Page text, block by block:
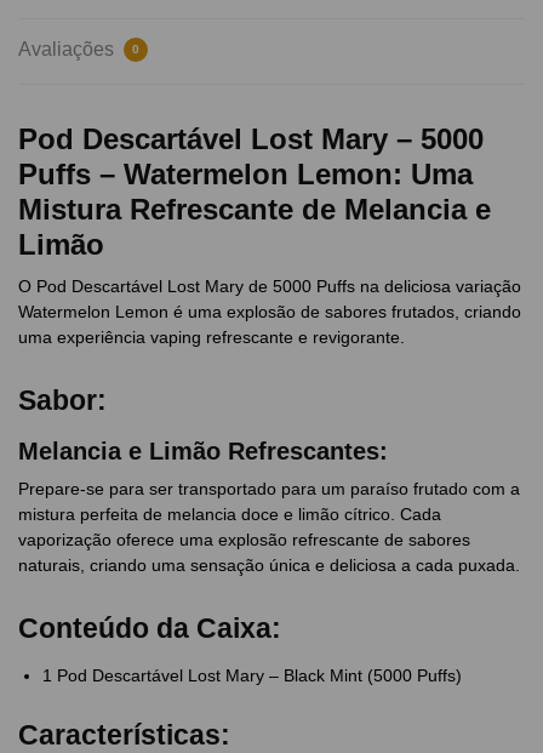
Avaliações 0
Pod Descartável Lost Mary – 5000
Puffs – Watermelon Lemon: Uma
Mistura Refrescante de Melancia e
Limão
O Pod Descartável Lost Mary de 5000 Puffs na deliciosa variação
Watermelon Lemon é uma explosão de sabores frutados, criando
uma experiência vaping refrescante e revigorante.
Sabor:
Melancia e Limão Refrescantes:
Prepare-se para ser transportado para um paraíso frutado com a
mistura perfeita de melancia doce e limão cítrico. Cada
vaporização oferece uma explosão refrescante de sabores
naturais, criando uma sensação única e deliciosa a cada puxada.
Conteúdo da Caixa:
1 Pod Descartável Lost Mary – Black Mint (5000 Puffs)
Características: